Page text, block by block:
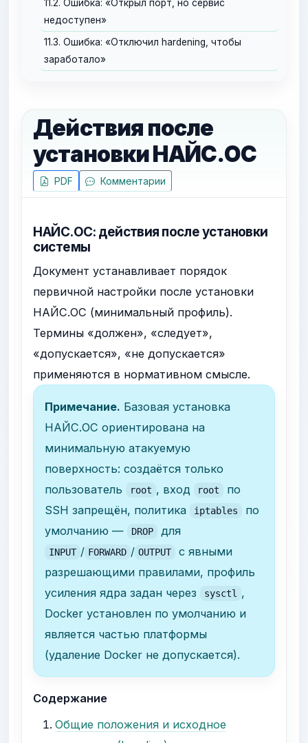
11.2. Ошибка: «Открыл порт, но сервис
недоступен»
11.3. Ошибка: «Отключил hardening, чтобы
заработало»
Действия после
установки НАЙС.ОС
PDF Комментарии
НАЙС.ОС: действия после установки
системы
Документ устанавливает порядок
первичной настройки после установки
НАЙС.ОС (минимальный профиль).
Термины «должен», «следует»,
«допускается», «не допускается»
применяются в нормативном смысле.
Примечание. Базовая установка
НАЙС.ОС ориентирована на
минимальную атакуемую
поверхность: создаётся только
пользователь
root , вход root
по
SSH запрещён, политика
iptables
по
умолчанию —
DROP для
INPUT / FORWARD / OUTPUT
с явными
разрешающими правилами, профиль
усиления ядра задан через
sysctl
,
Docker установлен по умолчанию и
является частью платформы
(удаление Docker не допускается).
Содержание
Общие положения и исходное